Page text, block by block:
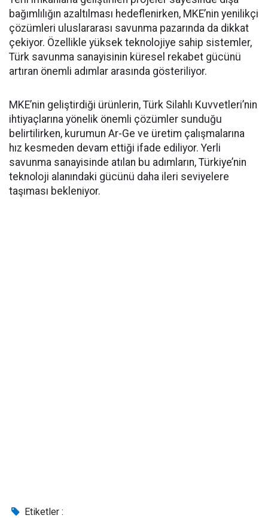
bağımlılığın azaltılması hedeflenirken, MKE’nin yenilikçi
çözümleri uluslararası savunma pazarında da dikkat
çekiyor. Özellikle yüksek teknolojiye sahip sistemler,
Türk savunma sanayisinin küresel rekabet gücünü
artıran önemli adımlar arasında gösteriliyor.
MKE’nin geliştirdiği ürünlerin, Türk Silahlı Kuvvetleri’nin
ihtiyaçlarına yönelik önemli çözümler sunduğu
belirtilirken, kurumun Ar-Ge ve üretim çalışmalarına
hız kesmeden devam ettiği ifade ediliyor. Yerli
savunma sanayisinde atılan bu adımların, Türkiye’nin
teknoloji alanındaki gücünü daha ileri seviyelere
taşıması bekleniyor.
Etiketler :